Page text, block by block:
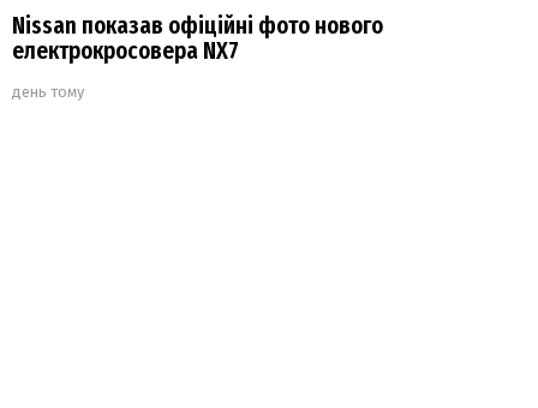
Nissan показав офіційні фото нового
електрокросовера NX7
день тому